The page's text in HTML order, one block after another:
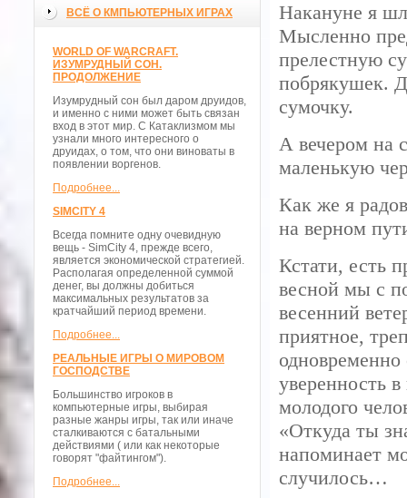
ВСЁ О КМПЬЮТЕРНЫХ ИГРАХ
WORLD OF WARCRAFT.
ИЗУМРУДНЫЙ СОН.
ПРОДОЛЖЕНИЕ
Изумрудный сон был даром друидов,
и именно с ними может быть связан
вход в этот мир. С Катаклизмом мы
узнали много интересного о
друидах, о том, что они виноваты в
появлении воргенов.
Подробнее...
SIMCITY 4
Всегда помните одну очевидную
вещь - SimCity 4, прежде всего,
является экономической стратегией.
Располагая определенной суммой
денег, вы должны добиться
максимальных результатов за
кратчайший период времени.
Подробнее...
РЕАЛЬНЫЕ ИГРЫ О МИРОВОМ
ГОСПОДСТВЕ
Большинство игроков в
компьютерные игры, выбирая
разные жанры игры, так или иначе
сталкиваются с батальными
действиями ( или как некоторые
говорят "файтингом").
Подробнее...
Накануне я
Мысленно
прелестную
побрякушек.
сумочку.
А вечером на
маленькую
Как же я
на верном
Кстати, есть
весной мы с
весенний
приятное,
уверенность
молодого
«Откуда ты
напоминает
случилось…